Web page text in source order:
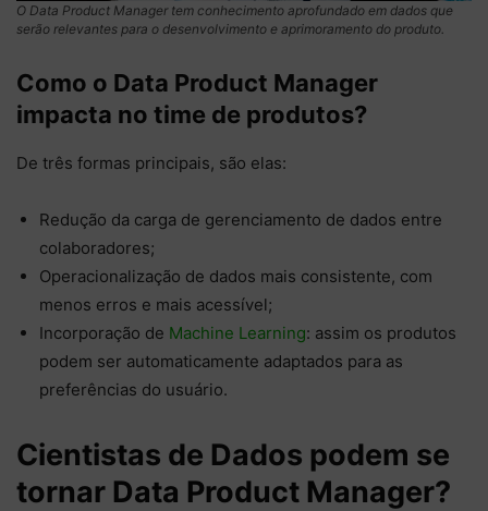
O Data Product Manager tem conhecimento aprofundado em dados que
serão relevantes para o desenvolvimento e aprimoramento do produto.
Como o Data Product Manager
impacta no time de produtos?
De três formas principais, são elas:
Redução da carga de gerenciamento de dados entre
colaboradores;
Operacionalização de dados mais consistente, com
menos erros e mais acessível;
Incorporação de Machine Learning: assim os produtos
podem ser automaticamente adaptados para as
preferências do usuário.
Cientistas de Dados podem se
tornar Data Product Manager?